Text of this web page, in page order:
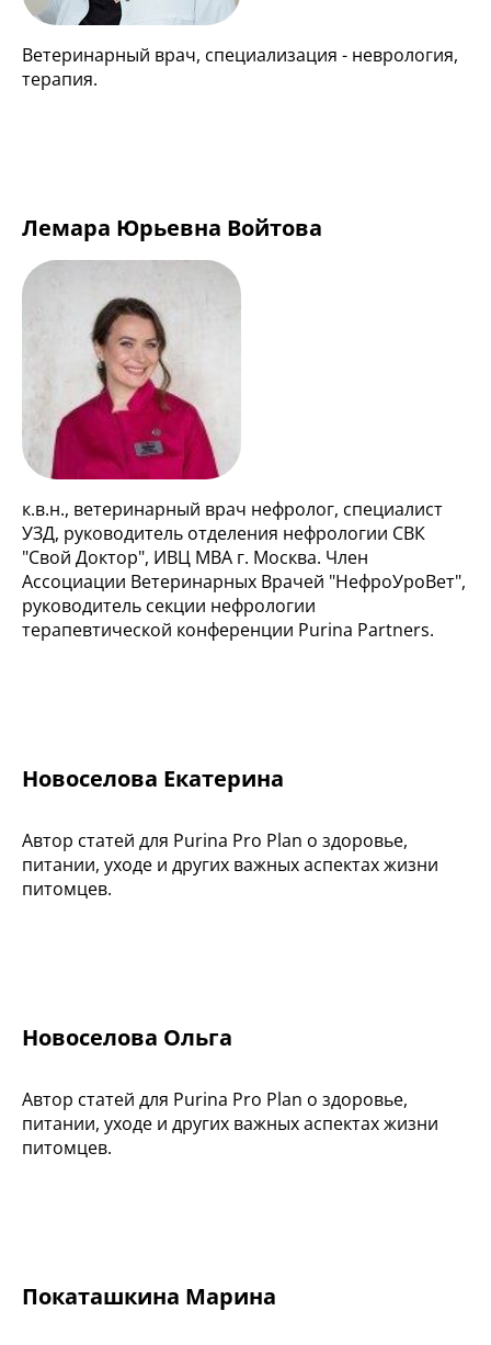
Ветеринарный врач, cпециализация - неврология,
терапия.
Лемара Юрьевна Войтова
к.в.н., ветеринарный врач нефролог, специалист
УЗД, руководитель отделения нефрологии СВК
"Свой Доктор", ИВЦ МВА г. Москва. Член
Ассоциации Ветеринарных Врачей "НефроУроВет",
руководитель секции нефрологии
терапевтической конференции Purina Partners.
Новоселова Екатерина
Автор статей для Purina Pro Plan о здоровье,
питании, уходе и других важных аспектах жизни
питомцев.
Новоселова Ольга
Автор статей для Purina Pro Plan о здоровье,
питании, уходе и других важных аспектах жизни
питомцев.
Покаташкина Марина